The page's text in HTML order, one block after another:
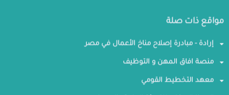
مواقع ذات صلة
إرادة - مبادرة إصلاح مناخ الأعمال في مصر
منصة افاق المهن و التوظيف
معهد التخطيط القومي